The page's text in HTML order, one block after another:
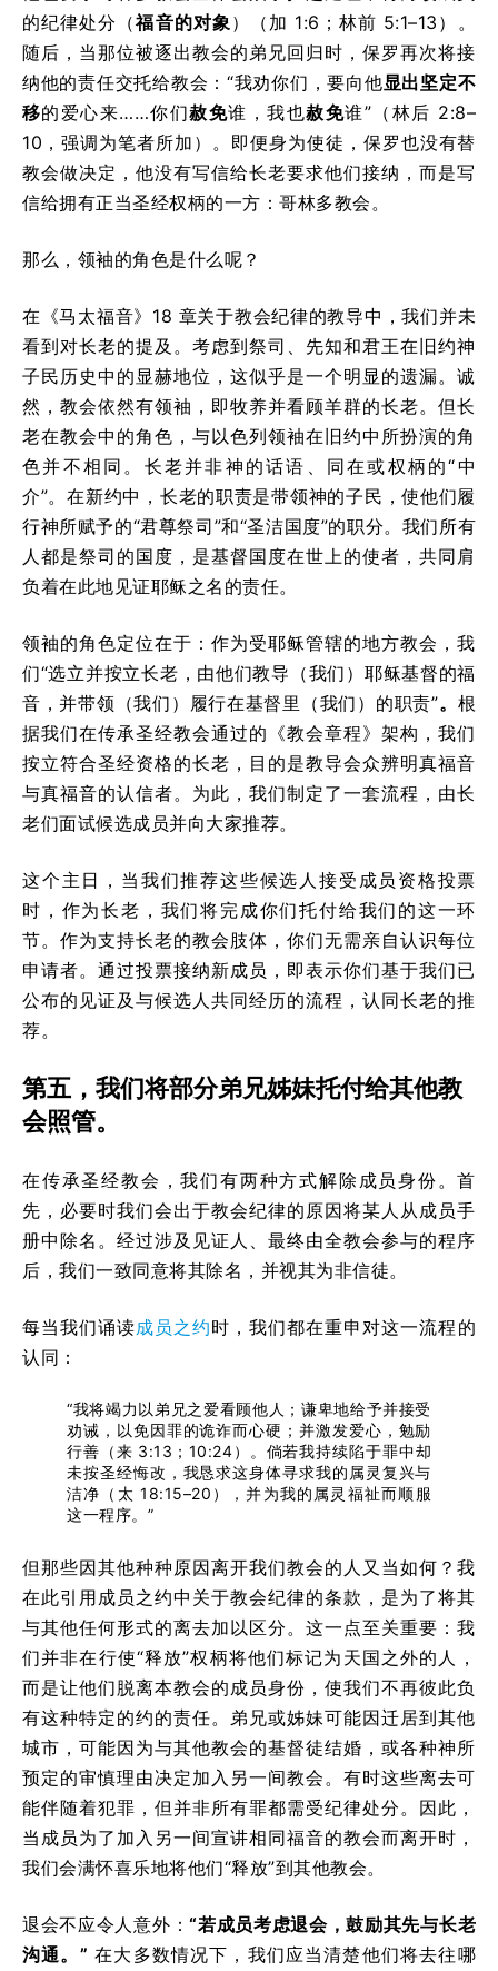
的纪律处分（福音的对象 ）（加 1:6；林前 5:1–13）。
随后，当那位被逐出教会的弟兄回归时，保罗再次将接
纳他的责任交托给教会：“我劝你们，要向他显出坚定不
移的爱心来……你们赦免谁，我也赦免谁”（林后 2:8–
10，强调为笔者所加）。即便身为使徒，保罗也没有替
教会做决定，他没有写信给长老要求他们接纳，而是写
信给拥有正当圣经权柄的一方：哥林多教会。
那么，领袖的角色是什么呢？
在《马太福音》18 章关于教会纪律的教导中，我们并未
看到对长老的提及。考虑到祭司、先知和君王在旧约神
子民历史中的显赫地位，这似乎是一个明显的遗漏。诚
然，教会依然有领袖，即牧养并看顾羊群的长老。但长
老在教会中的角色，与以色列领袖在旧约中所扮演的角
色并不相同。长老并非神的话语、同在或权柄的“中
介”。在新约中，长老的职责是带领神的子民，使他们履
行神所赋予的“君尊祭司”和“圣洁国度”的职分。我们所有
人都是祭司的国度，是基督国度在世上的使者，共同肩
负着在此地见证耶稣之名的责任。
领袖的角色定位在于：作为受耶稣管辖的地方教会，我
们“选立并按立长老，由他们教导（我们）耶稣基督的福
音，并带领（我们）履行在基督里（我们）的职责”。 根
据我们在传承圣经教会通过的《教会章程》架构，我们
按立符合圣经资格的长老，目的是教导会众辨明真福音
与真福音的认信者。为此，我们制定了一套流程，由长
老们面试候选成员并向大家推荐。
这个主日，当我们推荐这些候选人接受成员资格投票
时，作为长老，我们将完成你们托付给我们的这一环
节。作为支持长老的教会肢体，你们无需亲自认识每位
申请者。通过投票接纳新成员，即表示你们基于我们已
公布的见证及与候选人共同经历的流程，认同长老的推
荐。
第五，我们将部分弟兄姊妹托付给其他教
会照管。
在传承圣经教会，我们有两种方式解除成员身份。首
先，必要时我们会出于教会纪律的原因将某人从成员手
册中除名。经过涉及见证人、最终由全教会参与的程序
后，我们一致同意将其除名，并视其为非信徒。
每当我们诵读成员之约时，我们都在重申对这一流程的
认同：
“我将竭力以弟兄之爱看顾他人；谦卑地给予并接受
劝诫，以免因罪的诡诈而心硬；并激发爱心，勉励
行善（来 3:13；10:24）。倘若我持续陷于罪中却
未按圣经悔改，我恳求这身体寻求我的属灵复兴与
洁净（太 18:15–20），并为我的属灵福祉而顺服
这一程序。”
但那些因其他种种原因离开我们教会的人又当如何？我
在此引用成员之约中关于教会纪律的条款，是为了将其
与其他任何形式的离去加以区分。这一点至关重要：我
们并非在行使“释放”权柄将他们标记为天国之外的人，
而是让他们脱离本教会的成员身份，使我们不再彼此负
有这种特定的约的责任。弟兄或姊妹可能因迁居到其他
城市，可能因为与其他教会的基督徒结婚，或各种神所
预定的审慎理由决定加入另一间教会。有时这些离去可
能伴随着犯罪，但并非所有罪都需受纪律处分。因此，
当成员为了加入另一间宣讲相同福音的教会而离开时，
我们会满怀喜乐地将他们“释放”到其他教会。
退会不应令人意外：“若成员考虑退会，鼓励其先与长老
沟通。” 在大多数情况下，我们应当清楚他们将去往哪